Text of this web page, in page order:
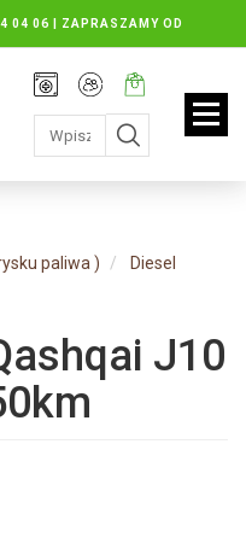
04 06 | ZAPRASZAMY OD
SOBOTY: 8.30 DO 13.00
Rejestracja
Moje
konto
Twój
koszyk:
jest
pusty
paliwa )
Diesel
J10